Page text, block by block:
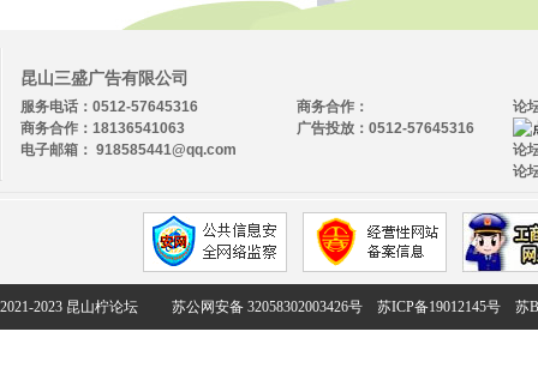
昆山三盛广告有限公司
服务电话：0512-57645316
商务合作：18136541063
电子邮箱： 918585441@qq.com
论
论
论
商务合作：
广告投放：0512-57645316
2021-2023 昆山柠论坛 苏公网安备 32058302003426号 苏ICP备19012145号 苏